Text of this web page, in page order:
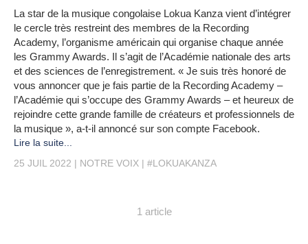
La star de la musique congolaise Lokua Kanza vient d’intégrer
le cercle très restreint des membres de la Recording
Academy, l’organisme américain qui organise chaque année
les Grammy Awards. Il s’agit de l’Académie nationale des arts
et des sciences de l’enregistrement. « Je suis très honoré de
vous annoncer que je fais partie de la Recording Academy –
l’Académie qui s’occupe des Grammy Awards – et heureux de
rejoindre cette grande famille de créateurs et professionnels de
la musique », a-t-il annoncé sur son compte Facebook.
Lire la suite...
25 JUIL 2022
NOTRE VOIX #LOKUAKANZA
1 article